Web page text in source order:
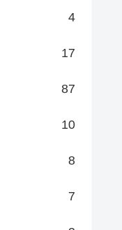
4
17
87
10
8
7